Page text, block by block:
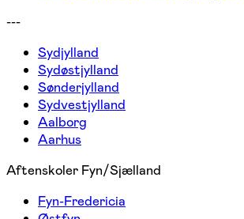
---
Sydjylland
Sydøstjylland
Sønderjylland
Sydvestjylland
Aalborg
Aarhus
Aftenskoler Fyn/Sjælland
Fyn-Fredericia